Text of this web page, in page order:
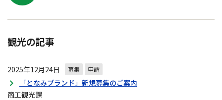
観光の記事
2025年12月24日 募集 申請
「となみブランド」新規募集のご案内
商工観光課